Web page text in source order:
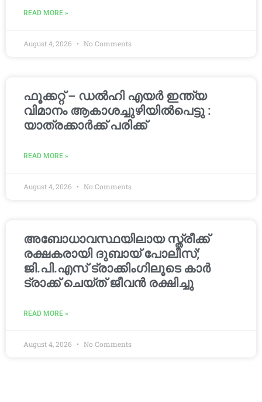
READ MORE »
August 4, 2026 No Comments
ഫൂക്കറ്റ് – ഡൽഹി എയര്‍ ഇന്ത്യ
വിമാനം ആകാശച്ചുഴിയില്‍പെട്ടു :
യാത്രക്കാര്‍ക്ക് പരിക്ക്
READ MORE »
August 4, 2026 No Comments
അബോധാവസ്ഥയിലായ സ്ത്രീക്ക്
രക്ഷകരായി ദുബായ് പോലീസ്;
ജി.പി.എസ് ട്രാക്കിംഗിലൂടെ കാർ
ട്രാക്ക് ചെയ്ത് ജീവൻ രക്ഷിച്ചു
READ MORE »
August 4, 2026 No Comments